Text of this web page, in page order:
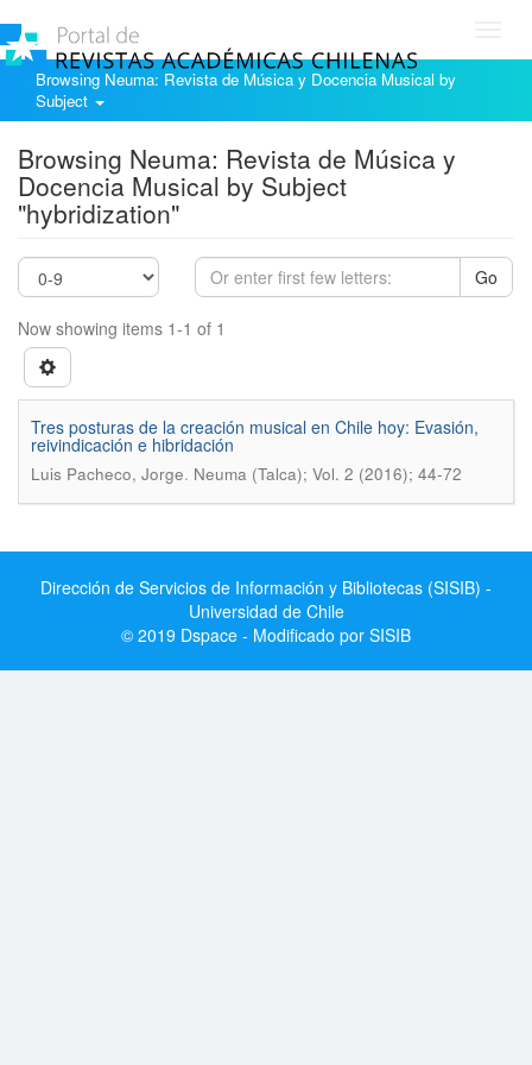
Browsing Neuma: Revista de Música y Docencia Musical by
Subject
Browsing Neuma: Revista de Música y
Docencia Musical by Subject
"hybridization"
Go
Now showing items 1-1 of 1
Tres posturas de la creación musical en Chile hoy: Evasión,
reivindicación e hibridación
Luis Pacheco, Jorge. Neuma (Talca); Vol. 2 (2016); 44-72
Dirección de Servicios de Información y Bibliotecas (SISIB) -
Universidad de Chile
© 2019 Dspace - Modificado por SISIB